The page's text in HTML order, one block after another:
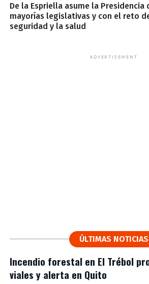
De la Espriella asume la Presidencia
mayorías legislativas y con el reto
seguridad y la salud
ADVERTISEMENT
ÚLTIMAS NOTICIAS
Incendio forestal en El Trébol
viales y alerta en Quito